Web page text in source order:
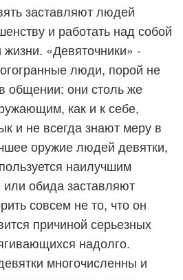
заставляют людей
и работать над собой
«Девяточники» -
люди, порой не
общении: они столь же
как и к себе,
и не всегда знают меру в
оружие людей девятки,
наилучшим
или обида заставляют
совсем не то, что он
причиной серьезных
надолго.
многочисленны и